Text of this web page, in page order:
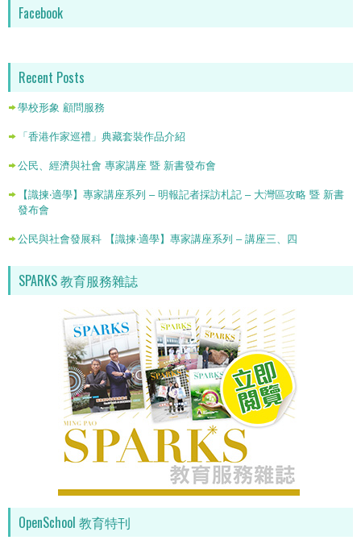
Facebook
Recent Posts
學校形象 顧問服務
「香港作家巡禮」典藏套裝作品介紹
公民、經濟與社會 專家講座 暨 新書發布會
【識揀‧適學】專家講座系列 – 明報記者採訪札記 – 大灣區攻略 暨 新書
發布會
公民與社會發展科 【識揀‧適學】專家講座系列 – 講座三、四
SPARKS 教育服務雜誌
OpenSchool 教育特刊